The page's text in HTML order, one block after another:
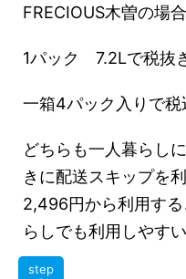
FRECIOUS木曽の場合
1パック 7.2Lで税抜
一箱4パック入りで
どちらも一人暮らし
きに配送スキップを
2,496円から利用す
らしでも利用しやす
step